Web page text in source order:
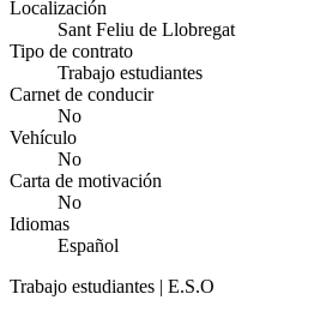
Localización
Sant Feliu de Llobregat
Tipo de contrato
Trabajo estudiantes
Carnet de conducir
No
Vehículo
No
Carta de motivación
No
Idiomas
Español
Trabajo estudiantes | E.S.O